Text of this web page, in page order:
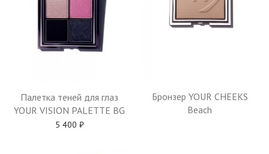
Палетка теней для глаз
YOUR VISION PALETTE BG
5 400 ₽
Бронзер YOUR CHEEKS
Beach